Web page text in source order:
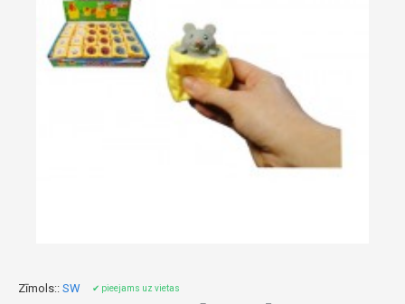
Zīmols:: SW ✔ pieejams uz vietas